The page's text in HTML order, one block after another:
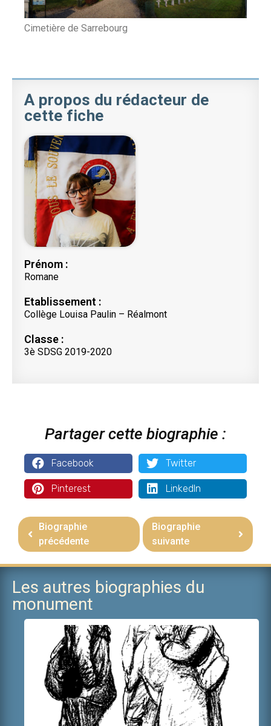
Cimetière de Sarrebourg
A propos du rédacteur de
cette fiche
Prénom :
Romane
Etablissement :
Collège Louisa Paulin – Réalmont
Classe :
3è SDSG 2019-2020
Partager cette biographie :
Facebook Twitter
Pinterest LinkedIn
Biographie
précédente
Biographie
suivante
Les autres biographies du
monument